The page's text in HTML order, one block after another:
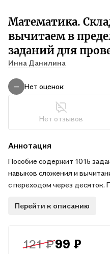
Математика.
вычитаем в
заданий для
Инна Данилина
— Нет оценок
Нет отзывов
Аннотация
Пособие содержит 1015
навыков сложения и
с переходом через десяток.
конце тетради. Материал
Перейти к описанию
121 ₽99 ₽